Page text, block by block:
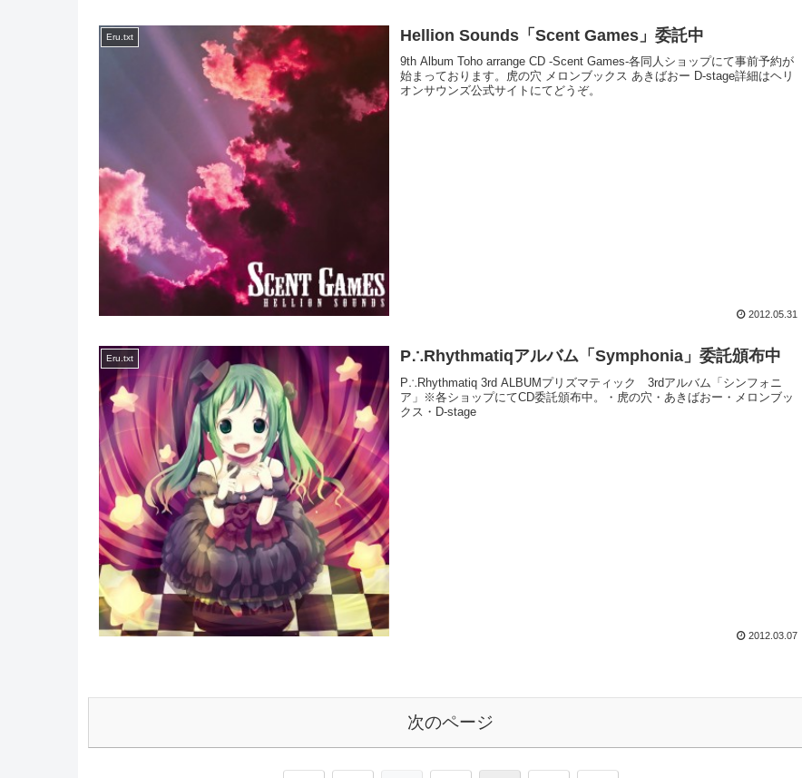
Eru.txt Hellion Sounds「Scent Games」委託中
9th Album Toho arrange CD -Scent Games-各同人ショップにて事前予約が
始まっております。虎の穴 メロンブックス あきばおー D-stage詳細はヘリ
オンサウンズ公式サイトにてどうぞ。
2012.05.31
Eru.txt P∴Rhythmatiqアルバム「Symphonia」委託頒布中
P∴Rhythmatiq 3rd ALBUMプリズマティック 3rdアルバム「シンフォニ
ア」※各ショップにてCD委託頒布中。・虎の穴・あきばおー・メロンブッ
クス・D-stage
2012.03.07
次のページ